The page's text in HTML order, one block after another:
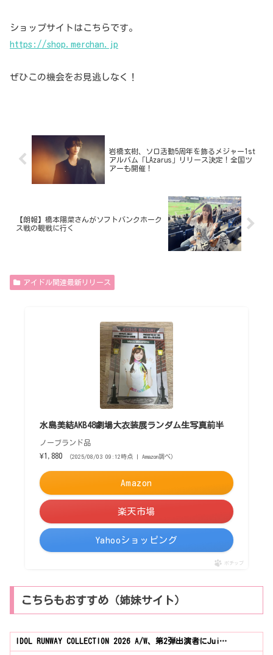
ショップサイトはこちらです。
https://shop.merchan.jp
ぜひこの機会をお見逃しなく！
岩橋玄樹、ソロ活動5周年を飾るメジャー1st
アルバム「LAzarus」リリース決定！全国ツ
アーも開催！
【朗報】橋本陽菜さんがソフトバンクホーク
ス戦の観戦に行く
アイドル関連最新リリース
水島美結AKB48劇場大衣装展ランダム生写真前半
ノーブランド品
¥1,880
（2025/08/03 09:12時点 | Amazon調べ）
Amazon
楽天市場
Yahooショッピング
ポチップ
こちらもおすすめ（姉妹サイト）
IDOL RUNWAY COLLECTION 2026 A/W、第2弾出演者にJui…